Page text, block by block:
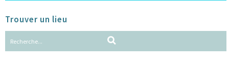
Trouver un lieu